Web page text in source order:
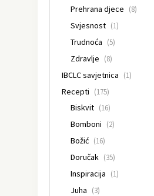
Prehrana djece (8)
Svjesnost (1)
Trudnoća (5)
Zdravlje (8)
IBCLC savjetnica (1)
Recepti (175)
Biskvit (16)
Bomboni (2)
Božić (16)
Doručak (35)
Inspiracija (1)
Juha (3)